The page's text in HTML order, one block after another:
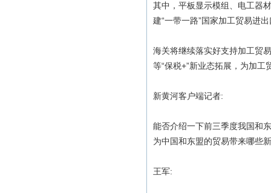
其中，平板显示模组、电工器
建“一带一路”国家加工贸易进
海关将继续落实好支持加工贸
等“保税+”新业态拓展，为加
新黄河客户端记者:
能否介绍一下前三季度我国和
为中国和东盟的贸易带来哪些
王军: